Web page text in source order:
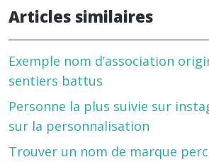
Articles similaires
Exemple nom d’association
sentiers battus
Personne la plus suivie sur
sur la personnalisation
Trouver un nom de marque